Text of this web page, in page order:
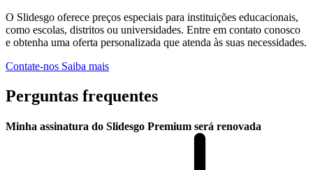
O Slidesgo oferece preços especiais para instituições educacionais,
como escolas, distritos ou universidades. Entre em contato conosco
e obtenha uma oferta personalizada que atenda às suas necessidades.
Contate-nos Saiba mais
Perguntas frequentes
Minha assinatura do Slidesgo Premium será renovada